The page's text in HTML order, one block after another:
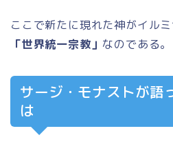
ここで新たに現れた神がイル
「世界統一宗教」 なのである。
サージ・モナストが語
は